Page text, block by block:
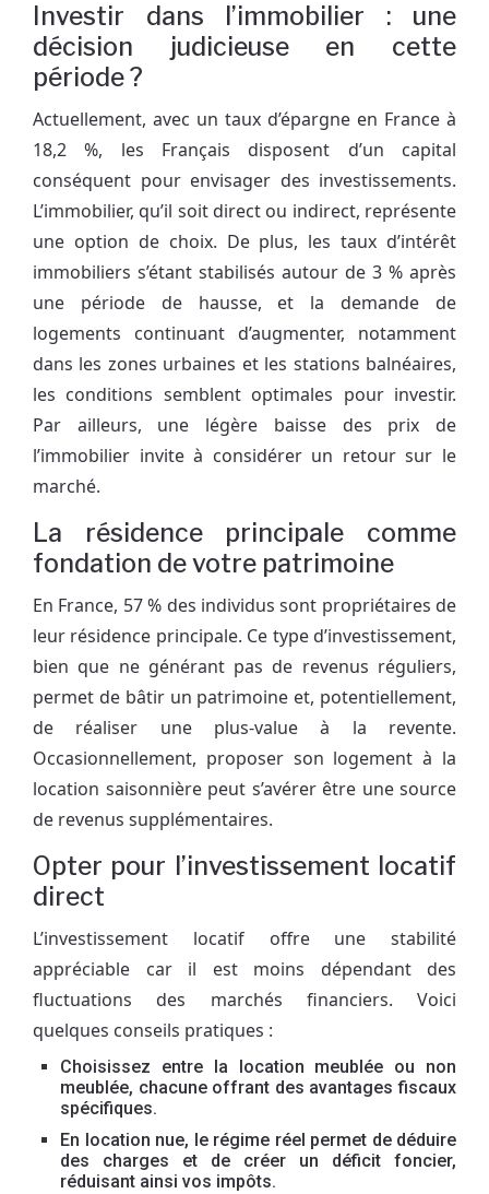
Investir dans l’immobilier : une
décision judicieuse en cette
période ?
Actuellement, avec un taux d’épargne en France à
18,2 %, les Français disposent d’un capital
conséquent pour envisager des investissements.
L’immobilier, qu’il soit direct ou indirect, représente
une option de choix. De plus, les taux d’intérêt
immobiliers s’étant stabilisés autour de 3 % après
une période de hausse, et la demande de
logements continuant d’augmenter, notamment
dans les zones urbaines et les stations balnéaires,
les conditions semblent optimales pour investir.
Par ailleurs, une légère baisse des prix de
l’immobilier invite à considérer un retour sur le
marché.
La résidence principale comme
fondation de votre patrimoine
En France, 57 % des individus sont propriétaires de
leur résidence principale. Ce type d’investissement,
bien que ne générant pas de revenus réguliers,
permet de bâtir un patrimoine et, potentiellement,
de réaliser une plus-value à la revente.
Occasionnellement, proposer son logement à la
location saisonnière peut s’avérer être une source
de revenus supplémentaires.
Opter pour l’investissement locatif
direct
L’investissement locatif offre une stabilité
appréciable car il est moins dépendant des
fluctuations des marchés financiers. Voici
quelques conseils pratiques :
Choisissez entre la location meublée ou non
meublée, chacune offrant des avantages fiscaux
spécifiques.
En location nue, le régime réel permet de déduire
des charges et de créer un déficit foncier,
réduisant ainsi vos impôts.